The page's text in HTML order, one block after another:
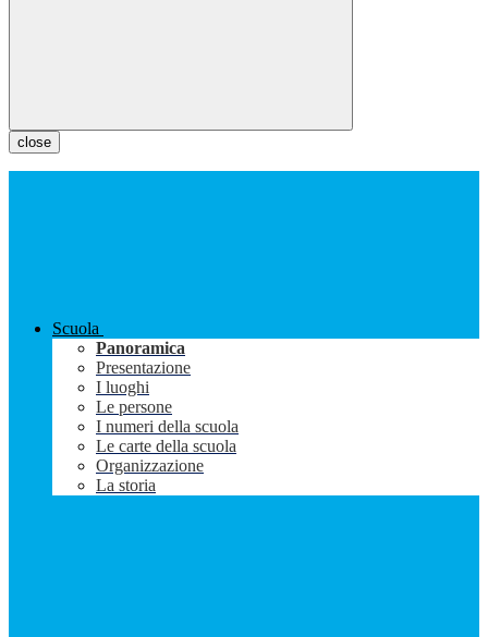
close
Scuola
Panoramica
Presentazione
I luoghi
Le persone
I numeri della scuola
Le carte della scuola
Organizzazione
La storia